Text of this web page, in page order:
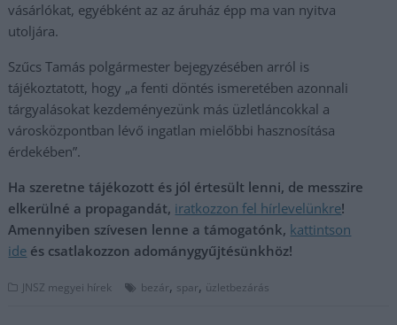
vásárlókat, egyébként az az áruház épp ma van nyitva
utoljára.
Szűcs Tamás polgármester bejegyzésében arról is
tájékoztatott, hogy „a fenti döntés ismeretében azonnali
tárgyalásokat kezdeményezünk más üzletláncokkal a
városközpontban lévő ingatlan mielőbbi hasznosítása
érdekében”.
Ha szeretne tájékozott és jól értesült lenni, de messzire
elkerülné a propagandát, iratkozzon fel hírlevelünkre!
Amennyiben szívesen lenne a támogatónk, kattintson
ide és csatlakozzon adománygyűjtésünkhöz!
JNSZ megyei hírek bezár, spar, üzletbezárás